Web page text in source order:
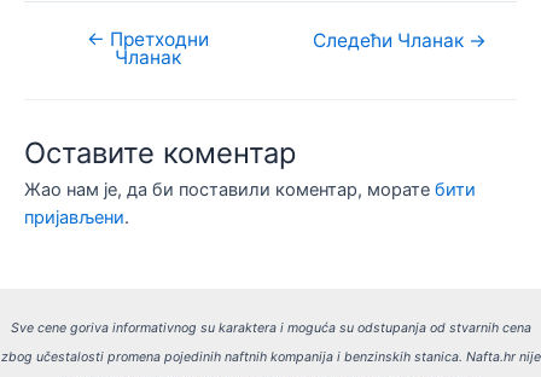
Кретање
← Претходни
Чланак
Следећи Чланак →
Оставите коментар
Жао нам је, да би поставили коментар, морате бити
пријављени.
Sve cene goriva informativnog su karaktera i moguća su odstupanja od stvarnih cena
zbog učestalosti promena pojedinih naftnih kompanija i benzinskih stanica. Nafta.hr nije